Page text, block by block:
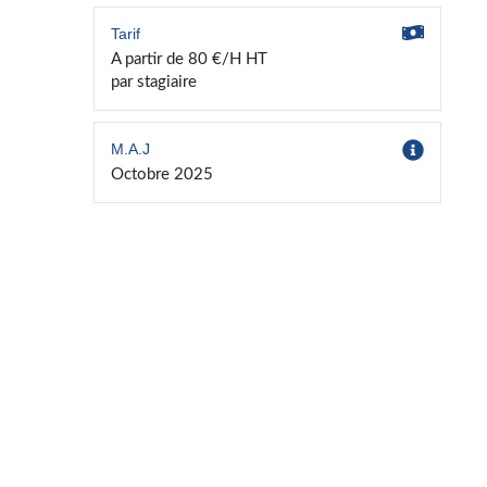
Tarif
A partir de 80 €/H HT
par stagiaire
M.A.J
Octobre 2025